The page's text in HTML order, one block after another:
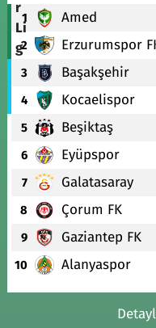
1 Amed
2 Erzurumspor
3 Başakşehir
4 Kocaelispor
5 Beşiktaş
6 Eyüpspor
7 Galatasaray
8 Çorum FK
9 Gaziantep FK
10 Alanyaspor